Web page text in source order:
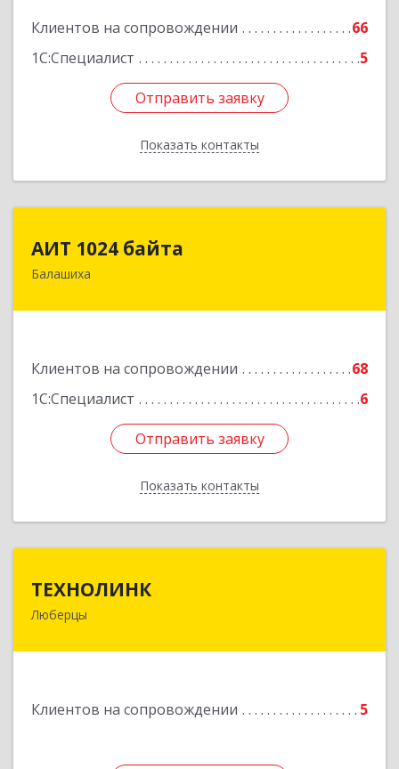
Клиентов на сопровождении
66
1С:Специалист
5
Отправить заявку
Показать контакты
Отправить заявку
Назад
АИТ 1024 байта
Балашиха
Клиентов на сопровождении
68
1С:Специалист
6
Отправить заявку
Показать контакты
143909, Московская обл, Балашиха г, Солнечная
Отправить заявку
Назад
ТЕХНОЛИНК
Люберцы
Клиентов на сопровождении 5
140014, г.Люберцы, Октябрьский просп., д.373